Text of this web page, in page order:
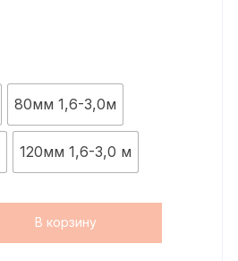
80мм 1,6-3,0м
120мм 1,6-3,0 м
В корзину